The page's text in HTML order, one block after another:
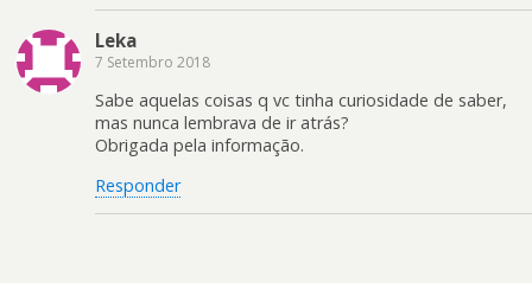
Leka
7 Setembro 2018
Sabe aquelas coisas q vc tinha curiosidade de saber,
mas nunca lembrava de ir atrás?
Obrigada pela informação.
Responder